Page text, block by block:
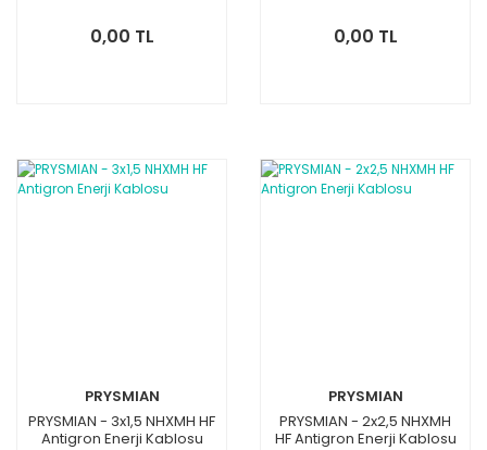
0,00 TL 0,00 TL
PRYSMIAN
PRYSMIAN - 3x1,5 NHXMH HF
Antigron Enerji Kablosu
PRYSMIAN
PRYSMIAN - 2x2,5 NHXMH
HF Antigron Enerji Kablosu